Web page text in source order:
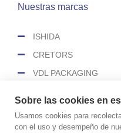
Nuestras marcas
ISHIDA
CRETORS
VDL PACKAGING
Sobre las cookies en
Usamos cookies para
con el uso y desempeño de